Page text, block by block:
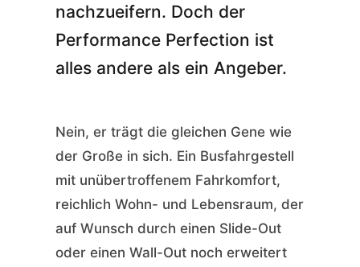
nachzueifern. Doch der
Performance Perfection ist
alles andere als ein Angeber.
Nein, er trägt die gleichen Gene wie
der Große in sich. Ein Busfahrgestell
mit unübertroffenem Fahrkomfort,
reichlich Wohn- und Lebensraum, der
auf Wunsch durch einen Slide-Out
oder einen Wall-Out noch erweitert